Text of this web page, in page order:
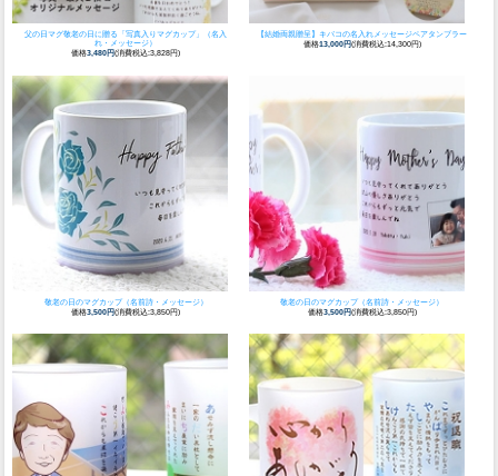
父の日マグ敬老の日に贈る「写真入りマグカップ」（名入
れ・メッセージ）
価格3,480円(消費税込:3,828円)
【結婚両親贈呈】キバコの名入れメッセージペアタンブラー
価格13,000円(消費税込:14,300円)
敬老の日のマグカップ（名前詩・メッセージ）
価格3,500円(消費税込:3,850円)
敬老の日のマグカップ（名前詩・メッセージ）
価格3,500円(消費税込:3,850円)